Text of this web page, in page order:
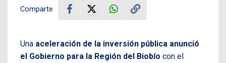
Comparte
Una aceleración de la inversión pública anunció
el Gobierno para la Región del Biobío con el